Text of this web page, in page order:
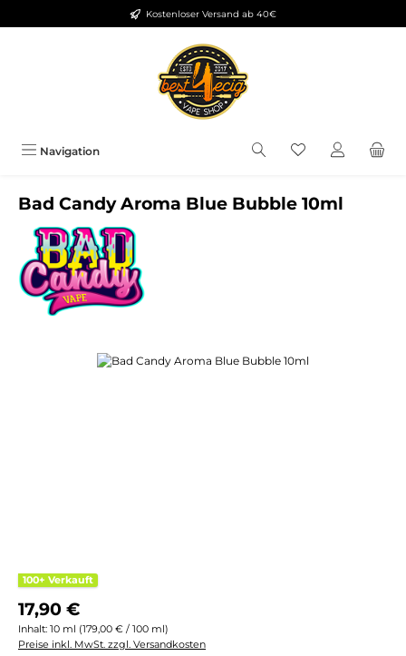
Zum Hauptinhalt springenKostenloser Versand ab 40€
Navigation Du hast 0
Bad Candy Aroma Blue Bubble 10ml
Bildergalerie überspringen
100+ Verkauft
Regulärer Preis:
17,90 €
Inhalt: 10 ml (179,00 € / 100 ml)
Preise inkl. MwSt. zzgl. Versandkosten